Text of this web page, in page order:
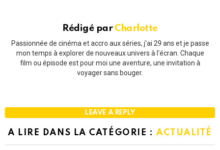
Rédigé par Charlotte
Passionnée de cinéma et accro aux séries, j'ai 29 ans et je passe
mon temps à explorer de nouveaux univers à l'écran. Chaque
film ou épisode est pour moi une aventure, une invitation à
voyager sans bouger.
LEAVE A REPLY
A LIRE DANS LA CATÉGORIE : ACTUALITÉ